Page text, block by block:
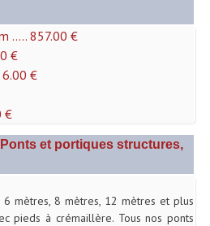
Et Logiciel
Numérique
Dvd Pour Dj
De Niveau Sonore
..... 857.00 €
€
€
€
et portiques structures,
mètres, 8 mètres, 12 mètres et plus
pieds à crémaillère. Tous nos ponts